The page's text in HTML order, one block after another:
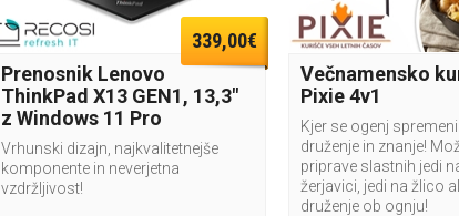
339,00€
Prenosnik Lenovo
ThinkPad X13 GEN1, 13,3"
z Windows 11 Pro
Vrhunski dizajn, najkvalitetnejše
komponente in neverjetna
vzdržljivost!
Večnamensko
Pixie 4v1
Kjer se ogenj spremeni
druženje in znanje!
priprave slastnih jedi
žerjavici, jedi na žlico
druženje ob ognju!